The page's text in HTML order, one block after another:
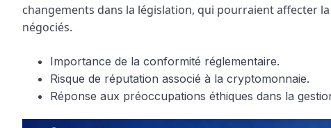
changements dans la législation, qui pourraient affecter
négociés.
Importance de la conformité réglementaire.
Risque de réputation associé à la cryptomonnaie.
Réponse aux préoccupations éthiques dans la